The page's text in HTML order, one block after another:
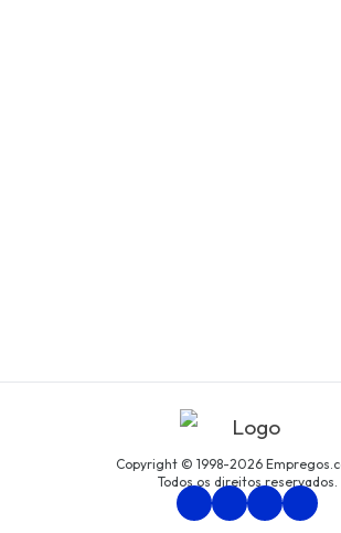
Copyright © 1998-2026
Todos os direitos reservados.